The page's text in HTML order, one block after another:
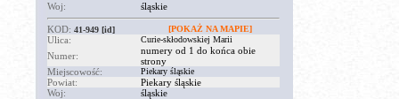
Woj:
śląskie
KOD: 41-949 [id] [POKAŻ NA MAPIE]
Ulica: Curie-skłodowskiej Marii
Numer:
numery od 1 do końca obie
strony
Miejscowość:
Piekary śląskie
Powiat:
Piekary śląskie
Woj:
śląskie